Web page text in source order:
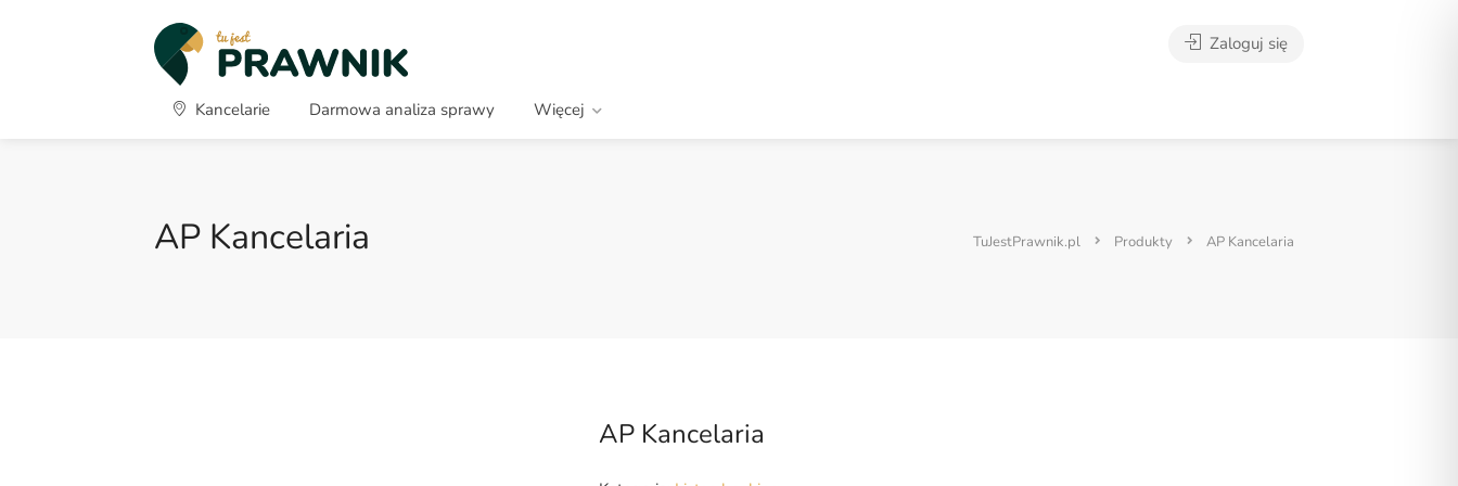
Kancelarie Darmowa analiza sprawy Więcej
Zaloguj się
AP Kancelaria TuJestPrawnik.pl Produkty AP Kancelaria
AP Kancelaria